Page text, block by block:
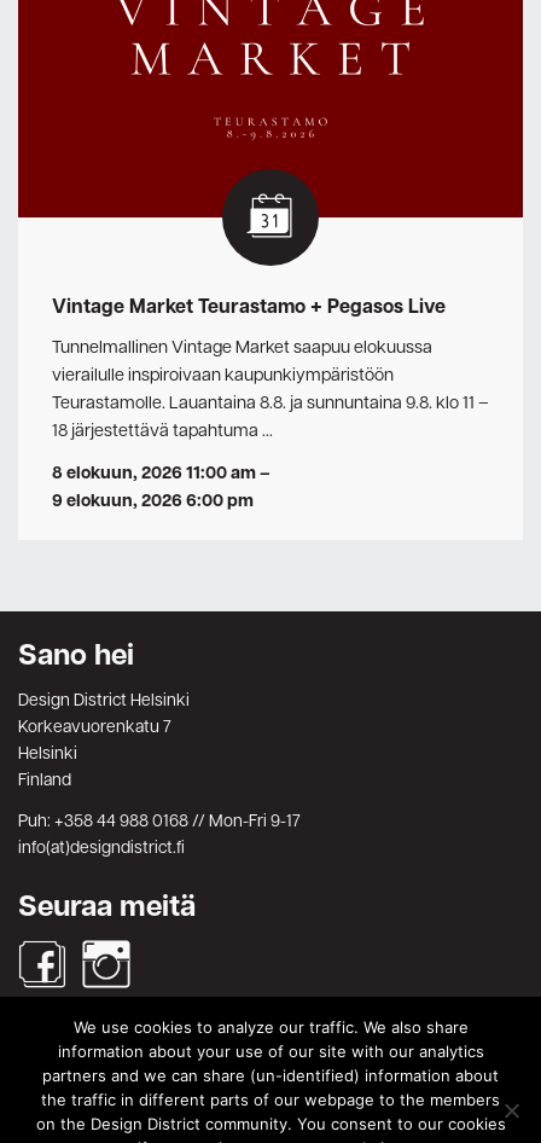
Vintage Market Teurastamo + Pegasos Live
Tunnelmallinen Vintage Market saapuu elokuussa
vierailulle inspiroivaan kaupunkiympäristöön
Teurastamolle. Lauantaina 8.8. ja sunnuntaina 9.8. klo 11 –
18 järjestettävä tapahtuma …
8 elokuun, 2026 11:00 am–
9 elokuun, 2026 6:00 pm
Sano hei
Design District Helsinki
Korkeavuorenkatu 7
Helsinki
Finland
Puh: +358 44 988 0168 // Mon-Fri 9-17
info(at)designdistrict.fi
Seuraa meitä
Haku
Search
for:
Search
We use cookies to analyze our traffic. We also share
information about your use of our site with our analytics
partners and we can share (un-identified) information about
the traffic in different parts of our webpage to the members
on the Design District community. You consent to our cookies